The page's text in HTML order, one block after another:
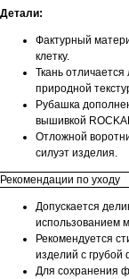
Детали:
Фактурный
клетку.
Ткань
природной
Рубашка
вышивкой
Отложной
силуэт изделия.
Рекомендации по уходу
Допускается
использованием
Рекомендуется
изделий с грубой
Для сохранения